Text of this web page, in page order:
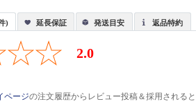
) 延長保証 発送目安 返品特約
2.0
ページの注文履歴からレビュー投稿＆採用されると